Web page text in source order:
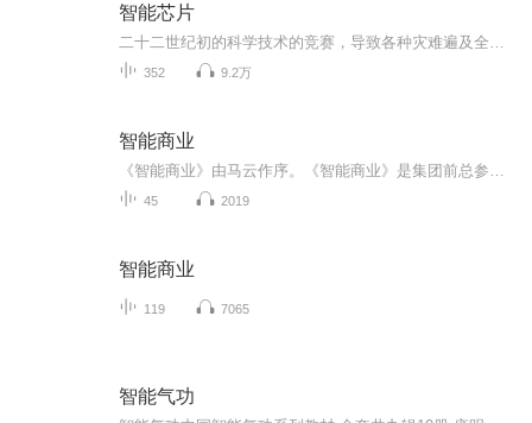
智能芯片
352 9.2万
智能商业
45 2019
智能商业
119 7065
智能气功